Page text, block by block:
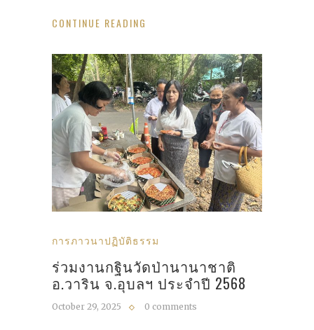
CONTINUE READING
การภาวนาปฏิบัติธรรม
ร่วมงานกฐินวัดป่านานาชาติ
อ.วาริน จ.อุบลฯ ประจำปี 2568
October 29, 2025 0 comments